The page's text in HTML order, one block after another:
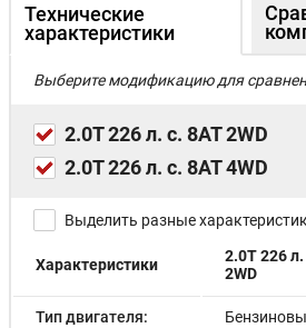
Технические
характеристики
Выберите модификацию для
2.0T 226 л. с. 8AT 2WD
2.0T 226 л. с. 8AT 4WD
Выделить разные
Характеристики
2.0T 226 л.
2WD
Тип двигателя: